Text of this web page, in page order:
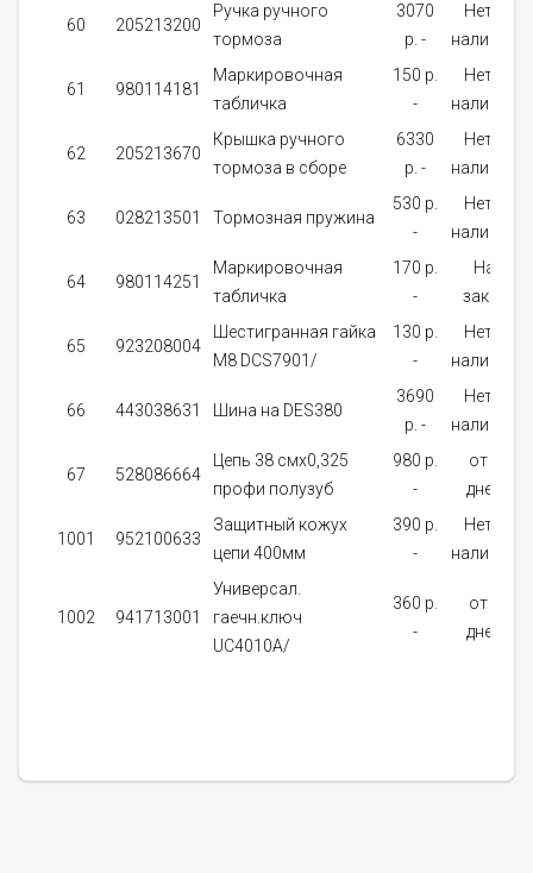
60 205213200
Ручка ручного
тормоза
3070
p. -
Нет в
наличии
61 980114181
Маркировочная
табличка
150 p.
-
Нет в
наличии
62 205213670
Крышка ручного
тормоза в сборе
6330
p. -
Нет в
наличии
63 028213501 Тормозная пружина
530 p.
-
Нет в
наличии
64 980114251
Маркировочная
табличка
170 p.
-
На
заказ
65 923208004
Шестигранная гайка
M8 DCS7901/
130 p.
-
Нет в
наличии
66 443038631 Шина на DES380
3690
p. -
Нет в
наличии
67 528086664
Цепь 38 смx0,325
профи полузуб
980 p.
-
от 5
дней
1001 952100633
Защитный кожух
цепи 400мм
390 p.
-
Нет в
наличии
1002 941713001
Универсал.
гаечн.ключ
UC4010A/
360 p.
-
от 5
дней